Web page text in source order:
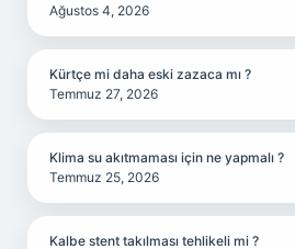
Ağustos 4, 2026
Kürtçe mi daha eski zazaca mı ?
Temmuz 27, 2026
Klima su akıtmaması için ne yapmalı ?
Temmuz 25, 2026
Kalbe stent takılması tehlikeli mi ?